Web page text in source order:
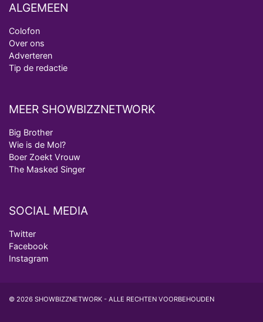
ALGEMEEN
Colofon
Over ons
Adverteren
Tip de redactie
MEER SHOWBIZZNETWORK
Big Brother
Wie is de Mol?
Boer Zoekt Vrouw
The Masked Singer
SOCIAL MEDIA
Twitter
Facebook
Instagram
© 2026 SHOWBIZZNETWORK - ALLE RECHTEN VOORBEHOUDEN